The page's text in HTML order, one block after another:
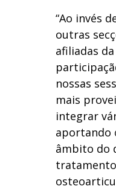
“Ao invés
outras
afiliadas
nossas
mais
integrar
aportando
âmbito do